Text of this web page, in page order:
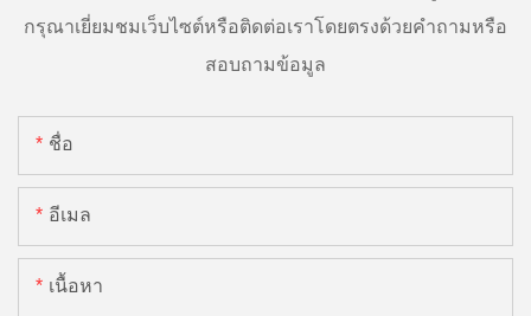
กรุณาเยี่ยมชมเว็บไซต์หรือติดต่อเราโดยตรงด้วยคำถามหรือ
สอบถามข้อมูล
ชื่อ
อีเมล
เนื้อหา